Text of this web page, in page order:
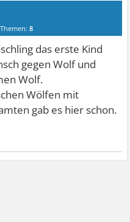
Themen:8
das erste Kind
gegen Wolf und
Wolf.
Wölfen mit
gab es hier schon.